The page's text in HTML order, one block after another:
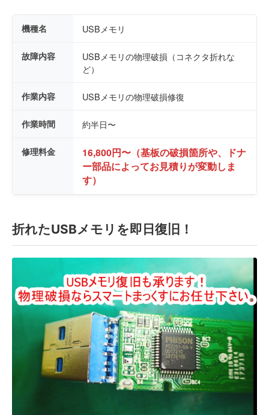
機種名 USBメモリ
故障内容
USBメモリの物理破損（コネクタ折れな
ど）
作業内容 USBメモリの物理破損修復
作業時間 約半日〜
修理料金
16,800円〜（基板の破損箇所や、ドナ
ー部品によってお見積りが変動しま
す）
折れたUSBメモリを即日復旧！